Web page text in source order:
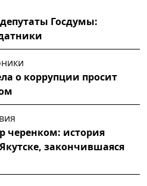
Госдумы:
о коррупции просит
черенком: история
закончившаяся